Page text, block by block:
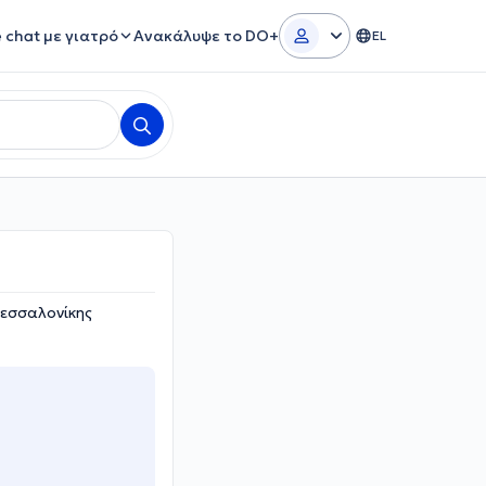
chat με γιατρό Ανακάλυψε το DO+ EL